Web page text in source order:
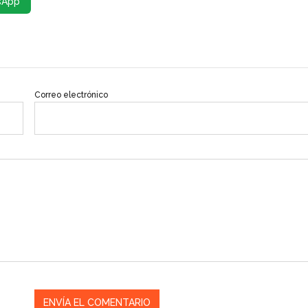
Correo electrónico